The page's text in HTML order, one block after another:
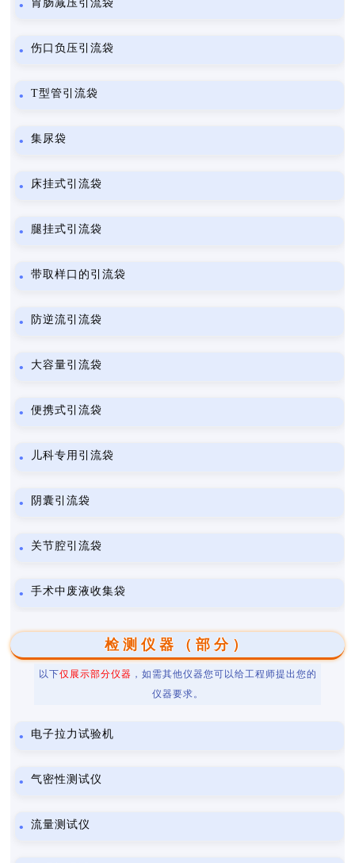
胃肠减压引流袋
伤口负压引流袋
T型管引流袋
集尿袋
床挂式引流袋
腿挂式引流袋
带取样口的引流袋
防逆流引流袋
大容量引流袋
便携式引流袋
儿科专用引流袋
阴囊引流袋
关节腔引流袋
手术中废液收集袋
检测仪器（部分）
以下仅展示部分仪器 ，如需其他仪器您可以给工程师提出您的
仪器要求。
电子拉力试验机
气密性测试仪
流量测试仪